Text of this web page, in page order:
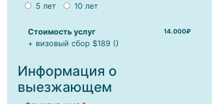
5 лет
10 лет
Стоимость услуг 14.000₽
+ визовый сбор $189 ()
Информация о
выезжающем